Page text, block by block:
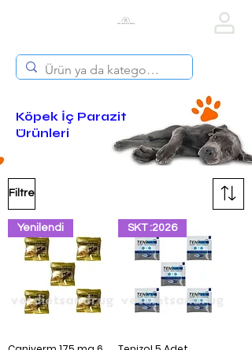
Köpek İç Parazit
Ürünleri
Filtre
Yenilendi SKT :2026